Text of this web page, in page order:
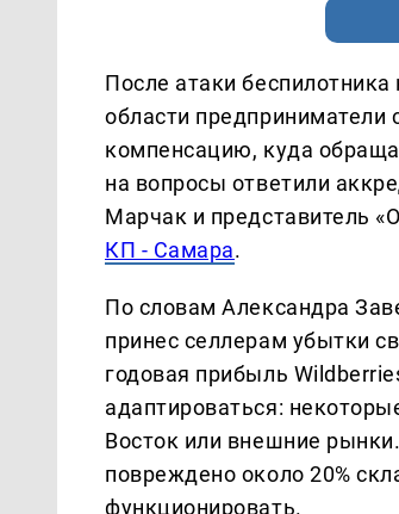
После атаки
области предприниматели
компенсацию, куда
на вопросы ответили
Марчак и представитель
КП - Самара.
По словам Александра
принес селлерам убытки
годовая прибыль
адаптироваться:
Восток или внешние
повреждено около 20%
функционировать.